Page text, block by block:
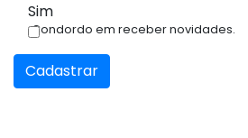
Sim
Condordo em receber novidades.
Cadastrar